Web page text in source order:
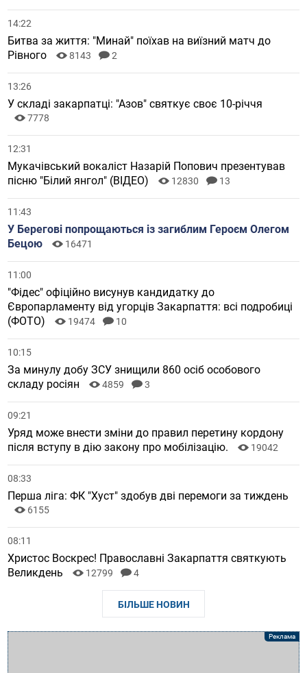
14:22
Битва за життя: "Минай" поїхав на виїзний матч до
Рівного
8143 2
13:26
У складі закарпатці: "Азов" святкує своє 10-річчя
7778
12:31
Мукачівський вокаліст Назарій Попович презентував
пісню "Білий янгол" (ВІДЕО)
12830 13
11:43
У Берегові попрощаються із загиблим Героєм Олегом
Бецою
16471
11:00
"Фідес" офіційно висунув кандидатку до
Європарламенту від угорців Закарпаття: всі подробиці
(ФОТО)
19474 10
10:15
За минулу добу ЗСУ знищили 860 осіб особового
складу росіян
4859 3
09:21
Уряд може внести зміни до правил перетину кордону
після вступу в дію закону про мобілізацію.
19042
08:33
Перша ліга: ФК "Хуст" здобув дві перемоги за тиждень
6155
08:11
Христос Воскрес! Православні Закарпаття святкують
Великдень
12799 4
БІЛЬШЕ НОВИН